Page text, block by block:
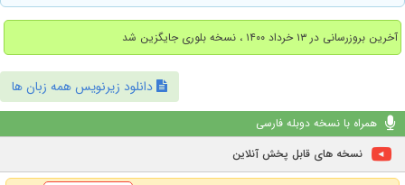
آخرین بروزرسانی در ۱۳ خرداد ۱۴۰۰ ، نسخه بلوری جایگزین شد
دانلود زیرنویس همه زبان ها
همراه با نسخه دوبله فارسی
نسخه های قابل پخش آنلاین